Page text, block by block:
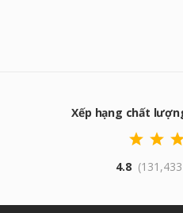
Xếp hạng chất
4.8